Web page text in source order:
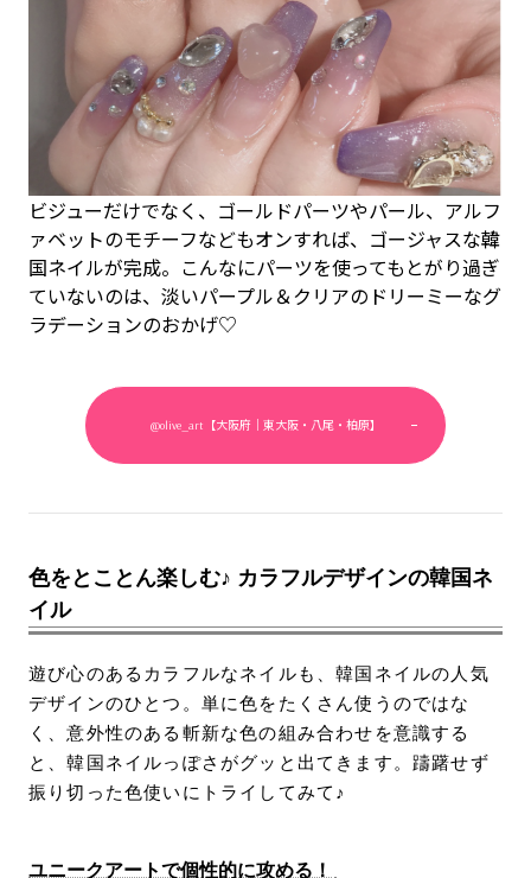
ビジューだけでなく、ゴールドパーツやパール、アルフ
ァベットのモチーフなどもオンすれば、ゴージャスな韓
国ネイルが完成。こんなにパーツを使ってもとがり過ぎ
ていないのは、淡いパープル＆クリアのドリーミーなグ
ラデーションのおかげ♡
@olive_art【大阪府｜東大阪・八尾・柏原】
色をとことん楽しむ♪ カラフルデザインの韓国ネ
イル
遊び心のあるカラフルなネイルも、韓国ネイルの人気
デザインのひとつ。単に色をたくさん使うのではな
く、意外性のある斬新な色の組み合わせを意識する
と、韓国ネイルっぽさがグッと出てきます。躊躇せず
振り切った色使いにトライしてみて♪
ユニークアートで個性的に攻める！